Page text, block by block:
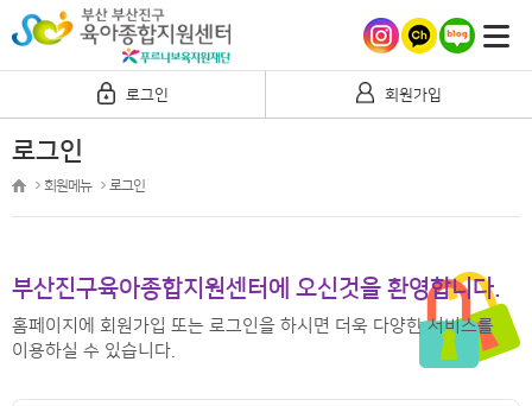
로그인 회원가입
로그인
회원메뉴 로그인
부산진구육아종합지원센터에 오신것을 환영합니다.
홈페이지에 회원가입 또는 로그인을 하시면 더욱 다양한 서비스를
이용하실 수 있습니다.